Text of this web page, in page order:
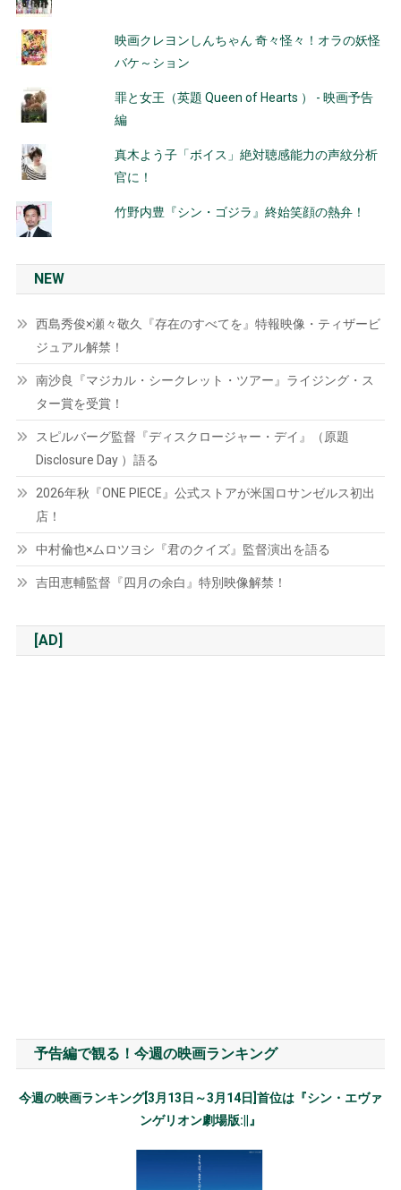
映画クレヨンしんちゃん 奇々怪々！オラの妖怪
バケ～ション
罪と女王（英題 Queen of Hearts ） - 映画予告
編
真木よう子「ボイス」絶対聴感能力の声紋分析
官に！
竹野内豊『シン・ゴジラ』終始笑顔の熱弁！
NEW
西島秀俊×瀬々敬久『存在のすべてを』特報映像・ティザービ
ジュアル解禁！
南沙良『マジカル・シークレット・ツアー』ライジング・ス
ター賞を受賞！
スピルバーグ監督『ディスクロージャー・デイ』（原題
Disclosure Day ）語る
2026年秋『ONE PIECE』公式ストアが米国ロサンゼルス初出
店！
中村倫也×ムロツヨシ『君のクイズ』監督演出を語る
吉田恵輔監督『四月の余白』特別映像解禁！
[AD]
予告編で観る！今週の映画ランキング
今週の映画ランキング[3月13日～3月14日]首位は『シン・エヴァ
ンゲリオン劇場版:||』